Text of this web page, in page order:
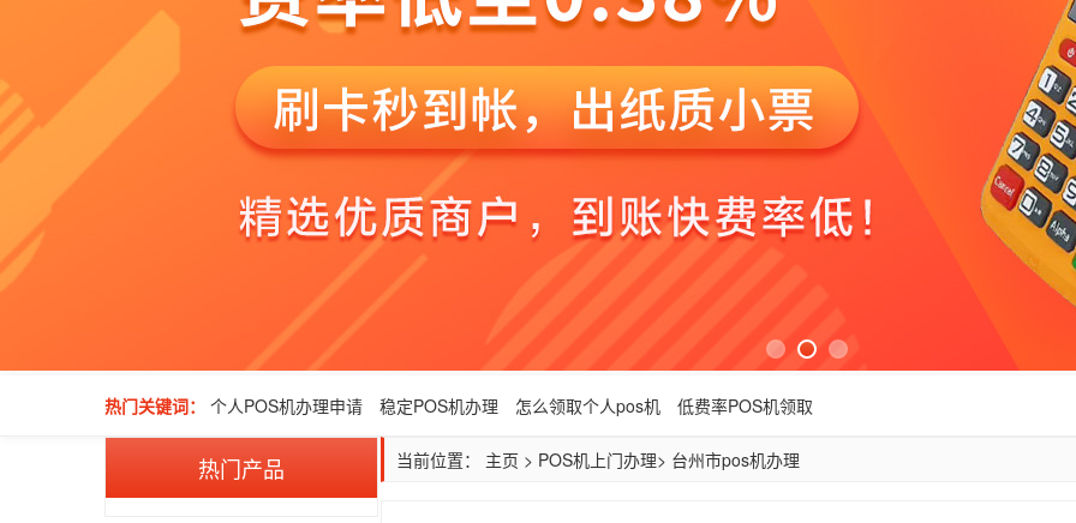
热门关键词： 个人POS机办理申请 稳定POS机办理 怎么领取个人pos机 低费率POS机领取
热门产品 当前位置： 主页 > POS机上门办理> 台州市pos机办理